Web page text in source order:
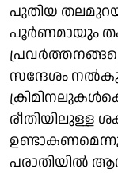
പുതിയ
പൂർണമായും
സന്ദേശം
രീതിയിലുള്ള
പരാതിയിൽ